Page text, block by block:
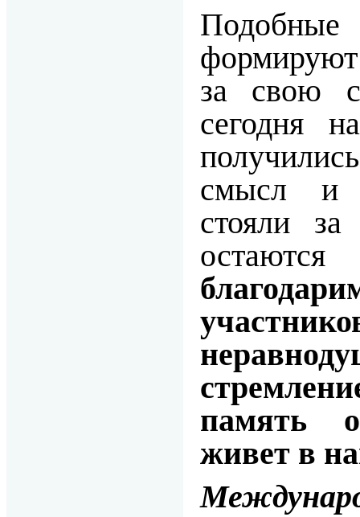
за свою
сегодня
смысл и
стояли
память
живет в